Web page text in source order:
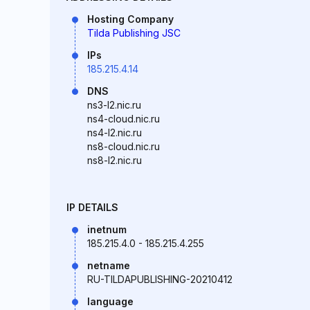
Hosting Company
Tilda Publishing JSC
IPs
185.215.4.14
DNS
ns3-l2.nic.ru
ns4-cloud.nic.ru
ns4-l2.nic.ru
ns8-cloud.nic.ru
ns8-l2.nic.ru
IP DETAILS
inetnum
185.215.4.0 - 185.215.4.255
netname
RU-TILDAPUBLISHING-20210412
language